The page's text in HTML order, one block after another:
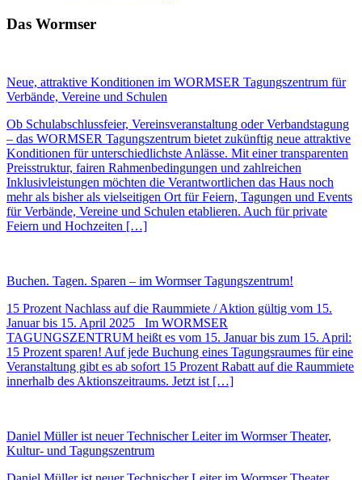
Das Wormser
Neue, attraktive Konditionen im WORMSER Tagungszentrum für
Verbände, Vereine und Schulen
Ob Schulabschlussfeier, Vereinsveranstaltung oder Verbandstagung
– das WORMSER Tagungszentrum bietet zukünftig neue attraktive
Konditionen für unterschiedlichste Anlässe. Mit einer transparenten
Preisstruktur, fairen Rahmenbedingungen und zahlreichen
Inklusivleistungen möchten die Verantwortlichen das Haus noch
mehr als bisher als vielseitigen Ort für Feiern, Tagungen und Events
für Verbände, Vereine und Schulen etablieren. Auch für private
Feiern und Hochzeiten […]
Buchen. Tagen. Sparen – im Wormser Tagungszentrum!
15 Prozent Nachlass auf die Raummiete / Aktion gültig vom 15.
Januar bis 15. April 2025 Im WORMSER
TAGUNGSZENTRUM heißt es vom 15. Januar bis zum 15. April:
15 Prozent sparen! Auf jede Buchung eines Tagungsraumes für eine
Veranstaltung gibt es ab sofort 15 Prozent Rabatt auf die Raummiete
innerhalb des Aktionszeitraums. Jetzt ist […]
Daniel Müller ist neuer Technischer Leiter im Wormser Theater,
Kultur- und Tagungszentrum